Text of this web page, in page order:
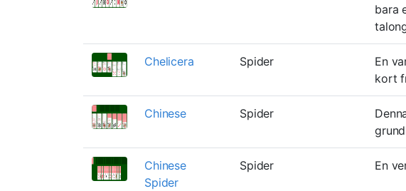
bara
Chelicera Spider
En
kort
Chinese Spider
Chinese
Spider
Spider En